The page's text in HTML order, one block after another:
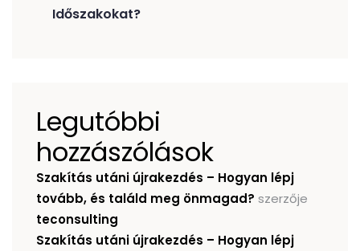
Időszakokat?
Legutóbbi
hozzászólások
Szakítás utáni újrakezdés – Hogyan lépj
tovább, és találd meg önmagad? szerzője
teconsulting
Szakítás utáni újrakezdés – Hogyan lépj